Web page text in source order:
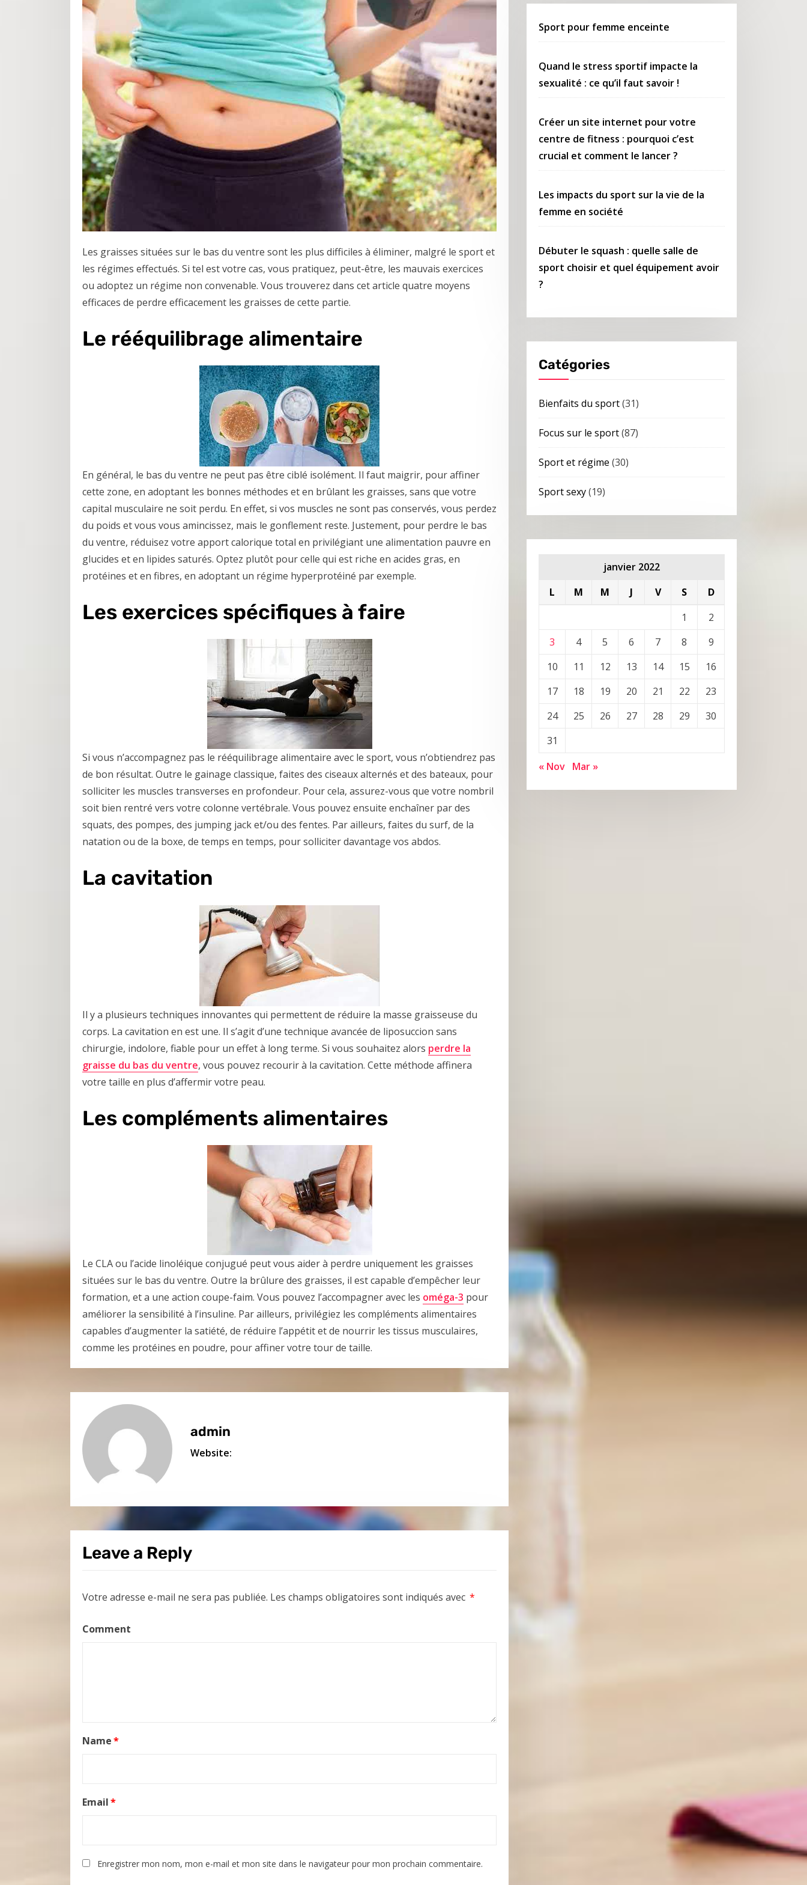
Les graisses situées sur le bas du ventre sont les plus difficiles à éliminer, malgré le sport et
les régimes effectués. Si tel est votre cas, vous pratiquez, peut-être, les mauvais exercices
ou adoptez un régime non convenable. Vous trouverez dans cet article quatre moyens
efficaces de perdre efficacement les graisses de cette partie.
Le rééquilibrage alimentaire
En général, le bas du ventre ne peut pas être ciblé isolément. Il faut maigrir, pour affiner
cette zone, en adoptant les bonnes méthodes et en brûlant les graisses, sans que votre
capital musculaire ne soit perdu. En effet, si vos muscles ne sont pas conservés, vous perdez
du poids et vous vous amincissez, mais le gonflement reste. Justement, pour perdre le bas
du ventre, réduisez votre apport calorique total en privilégiant une alimentation pauvre en
glucides et en lipides saturés. Optez plutôt pour celle qui est riche en acides gras, en
protéines et en fibres, en adoptant un régime hyperprotéiné par exemple.
Les exercices spécifiques à faire
Si vous n’accompagnez pas le rééquilibrage alimentaire avec le sport, vous n’obtiendrez pas
de bon résultat. Outre le gainage classique, faites des ciseaux alternés et des bateaux, pour
solliciter les muscles transverses en profondeur. Pour cela, assurez-vous que votre nombril
soit bien rentré vers votre colonne vertébrale. Vous pouvez ensuite enchaîner par des
squats, des pompes, des jumping jack et/ou des fentes. Par ailleurs, faites du surf, de la
natation ou de la boxe, de temps en temps, pour solliciter davantage vos abdos.
La cavitation
Il y a plusieurs techniques innovantes qui permettent de réduire la masse graisseuse du
corps. La cavitation en est une. Il s’agit d’une technique avancée de liposuccion sans
chirurgie, indolore, fiable pour un effet à long terme. Si vous souhaitez alors perdre la
graisse du bas du ventre, vous pouvez recourir à la cavitation. Cette méthode affinera
votre taille en plus d’affermir votre peau.
Les compléments alimentaires
Le CLA ou l’acide linoléique conjugué peut vous aider à perdre uniquement les graisses
situées sur le bas du ventre. Outre la brûlure des graisses, il est capable d’empêcher leur
formation, et a une action coupe-faim. Vous pouvez l’accompagner avec les oméga-3 pour
améliorer la sensibilité à l’insuline. Par ailleurs, privilégiez les compléments alimentaires
capables d’augmenter la satiété, de réduire l’appétit et de nourrir les tissus musculaires,
comme les protéines en poudre, pour affiner votre tour de taille.
admin
Website:
Leave a Reply
Votre adresse e-mail ne sera pas publiée. Les champs obligatoires sont indiqués avec *
Comment
Name*
Email*
Enregistrer mon nom, mon e-mail et mon site dans le navigateur pour mon prochain commentaire.
Sport pour femme enceinte
Quand le stress sportif impacte la
sexualité : ce qu’il faut savoir !
Créer un site internet pour votre
centre de fitness : pourquoi c’est
crucial et comment le lancer ?
Les impacts du sport sur la vie de la
femme en société
Débuter le squash : quelle salle de
sport choisir et quel équipement avoir
?
Catégories
Bienfaits du sport(31)
Focus sur le sport(87)
Sport et régime (30)
Sport sexy(19)
janvier 2022
L
M M J V S
D
1
2
3
4 5 6 7 8
9
10
11 12 13 14 15
16
17
18 19 20 21 22
23
24
25 26 27 28 29
30
31
« Nov Mar »